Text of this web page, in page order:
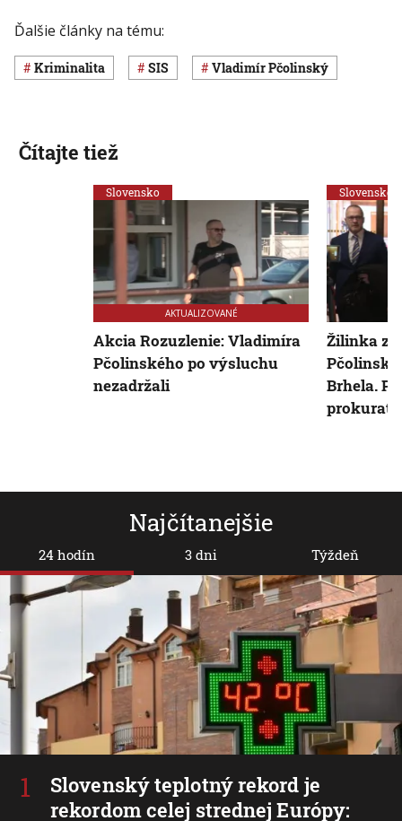
Ďalšie články na tému:
Kriminalita SIS Vladimír Pčolinský
Najčítanejšie
24 hodín
Slovenský teplotný rekord je
rekordom celej strednej Európy:
3 dni Týždeň
Čítajte tiež
Slovensko
AKTUALIZOVANÉ
Akcia Rozuzlenie: Vladimíra
Pčolinského po výsluchu
nezadržali
Slovensko
Žilinka
Brhela.